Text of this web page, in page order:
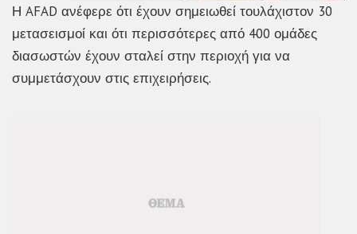
Η AFAD ανέφερε ότι έχουν σημειωθεί τουλάχιστον 30
μετασεισμοί και ότι περισσότερες από 400 ομάδες
διασωστών έχουν σταλεί στην περιοχή για να
συμμετάσχουν στις επιχειρήσεις.